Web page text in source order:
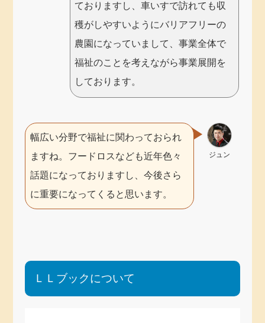
ておりますし、車いすで訪れても収
穫がしやすいようにバリアフリーの
農園になっていまして、事業全体で
福祉のことを考えながら事業展開を
しております。
ジュン
幅広い分野で福祉に関わっておられ
ますね。フードロスなども近年色々
話題になっておりますし、今後さら
に重要になってくると思います。
ＬＬブックについて